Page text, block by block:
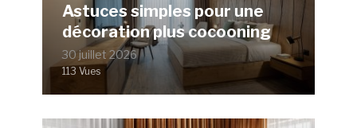
Astuces simples pour une
décoration plus cocooning
30 juillet 2026
113 Vues